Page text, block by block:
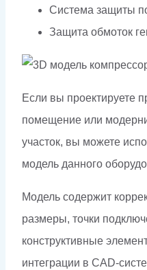
Система защиты
Защита обмоток
Если вы проектируете
помещение или
участок, вы можете
модель данного
Модель содержит
размеры, точки
конструктивные
интеграции в CAD-